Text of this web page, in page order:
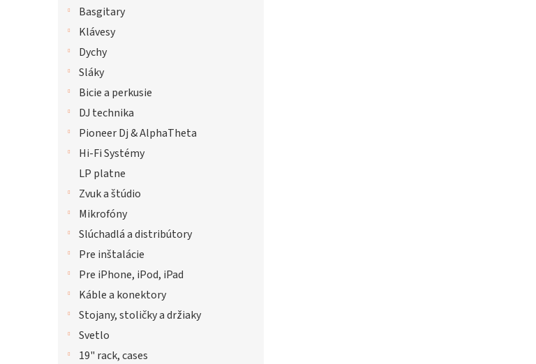
Basgitary
Klávesy
Dychy
Sláky
Bicie a perkusie
DJ technika
Pioneer Dj & AlphaTheta
Hi-Fi Systémy
LP platne
Zvuk a štúdio
Mikrofóny
Slúchadlá a distribútory
Pre inštalácie
Pre iPhone, iPod, iPad
Káble a konektory
Stojany, stoličky a držiaky
Svetlo
19" rack, cases